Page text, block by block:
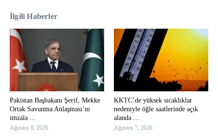
İlgili Haberler
Pakistan Başbakanı Şerif, Mekke
Ortak Savunma Anlaşması’nı
imzala ...
Ağustos 8, 2026
KKTC’de yüksek sıcaklıklar
nedeniyle öğle saatlerinde açık
alanda ...
Ağustos 7, 2026